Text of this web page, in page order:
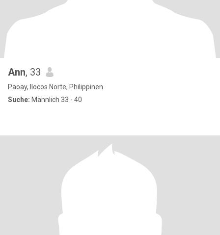
Ann, 33
Paoay, Ilocos Norte, Philippinen
Suche: Männlich 33 - 40